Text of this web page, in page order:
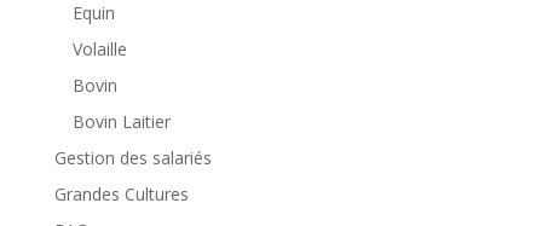
Equin
Volaille
Bovin
Bovin Laitier
Gestion des salariés
Grandes Cultures